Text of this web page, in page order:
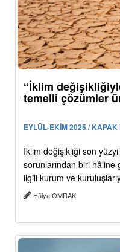
“İklim
temelli çözümler
EYLÜL-EKİM 2025 / KAPAK
İklim değişikliği son
sorunlarından biri hâline
ilgili kurum ve
Hülya OMRAK